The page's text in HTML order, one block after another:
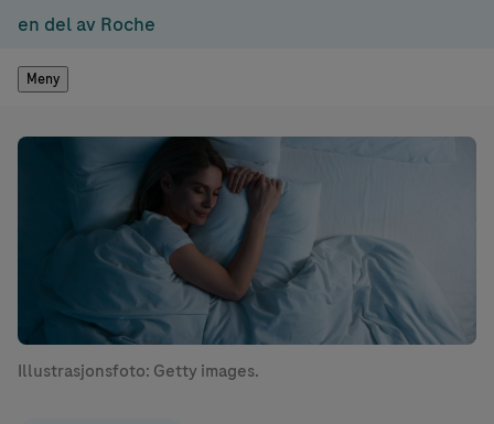
en del av Roche
Meny
Illustrasjonsfoto: Getty images.